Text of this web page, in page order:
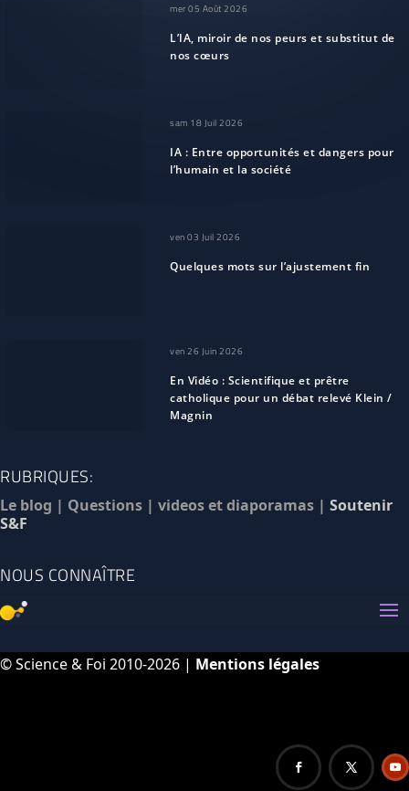
mer 05 Août 2026
L’IA, miroir de nos peurs et substitut de
nos cœurs
sam 18 Juil 2026
IA : Entre opportunités et dangers pour
l’humain et la société
ven 03 Juil 2026
Quelques mots sur l’ajustement fin
ven 26 Juin 2026
En Vidéo : Scientifique et prêtre
catholique pour un débat relevé Klein /
Magnin
RUBRIQUES:
Le blog | Questions | videos et diaporamas | Soutenir
S&F
NOUS CONNAÎTRE
© Science & Foi 2010-2026 | Mentions légales